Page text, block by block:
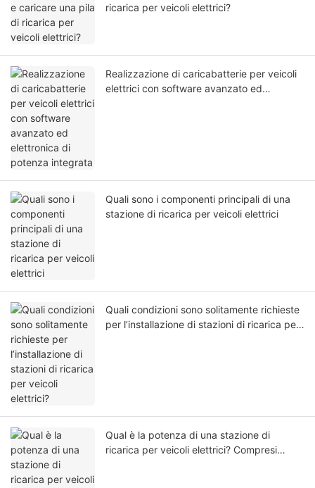
ricarica per veicoli elettrici?
Realizzazione di caricabatterie per veicoli
elettrici con software avanzato ed
Quali sono i componenti principali di una
stazione di ricarica per veicoli elettrici
Quali condizioni sono solitamente richieste
per l’installazione di stazioni di ricarica per
Qual è la potenza di una stazione di
ricarica per veicoli elettrici? Compresi